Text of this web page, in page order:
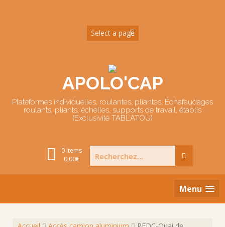
APOLO'CAP
Plateformes individuelles, roulantes, pliantes, Échafaudages
roulants, pliants, échelles, supports de travail, établis
(Exclusivité TABL'ATOU)
0 items
0,00€
Search
for:
Menu